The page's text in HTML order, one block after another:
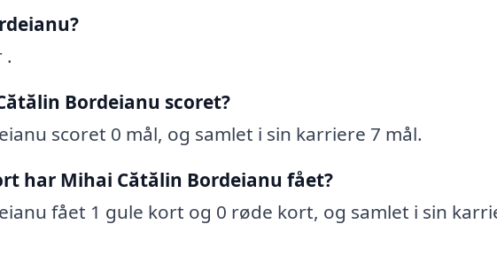
.
Bordeianu scoret?
scoret 0 mål, og samlet i sin karriere 7 mål.
har Mihai Cătălin Bordeianu fået?
fået 1 gule kort og 0 røde kort, og samlet i sin